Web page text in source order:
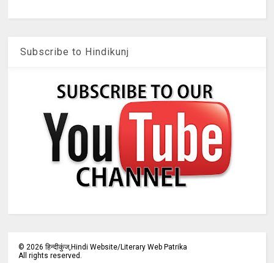
Subscribe to Hindikunj
©2026 हिन्दीकुंज,Hindi Website/Literary Web Patrika
All rights reserved.